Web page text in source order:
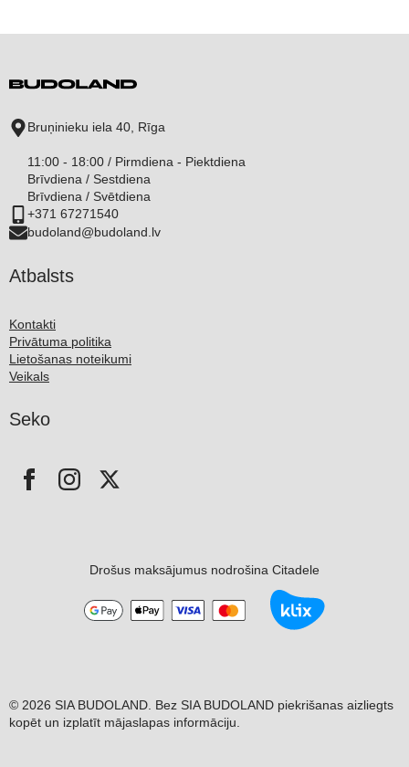
Bruņinieku iela 40, Rīga
11:00 - 18:00 / Pirmdiena - Piektdiena
Brīvdiena / Sestdiena
Brīvdiena / Svētdiena
+371 67271540
budoland@budoland.lv
Atbalsts
Kontakti
Privātuma politika
Lietošanas noteikumi
Veikals
Seko
Drošus maksājumus nodrošina Citadele
© 2026 SIA BUDOLAND. Bez SIA BUDOLAND piekrišanas aizliegts
kopēt un izplatīt mājaslapas informāciju.